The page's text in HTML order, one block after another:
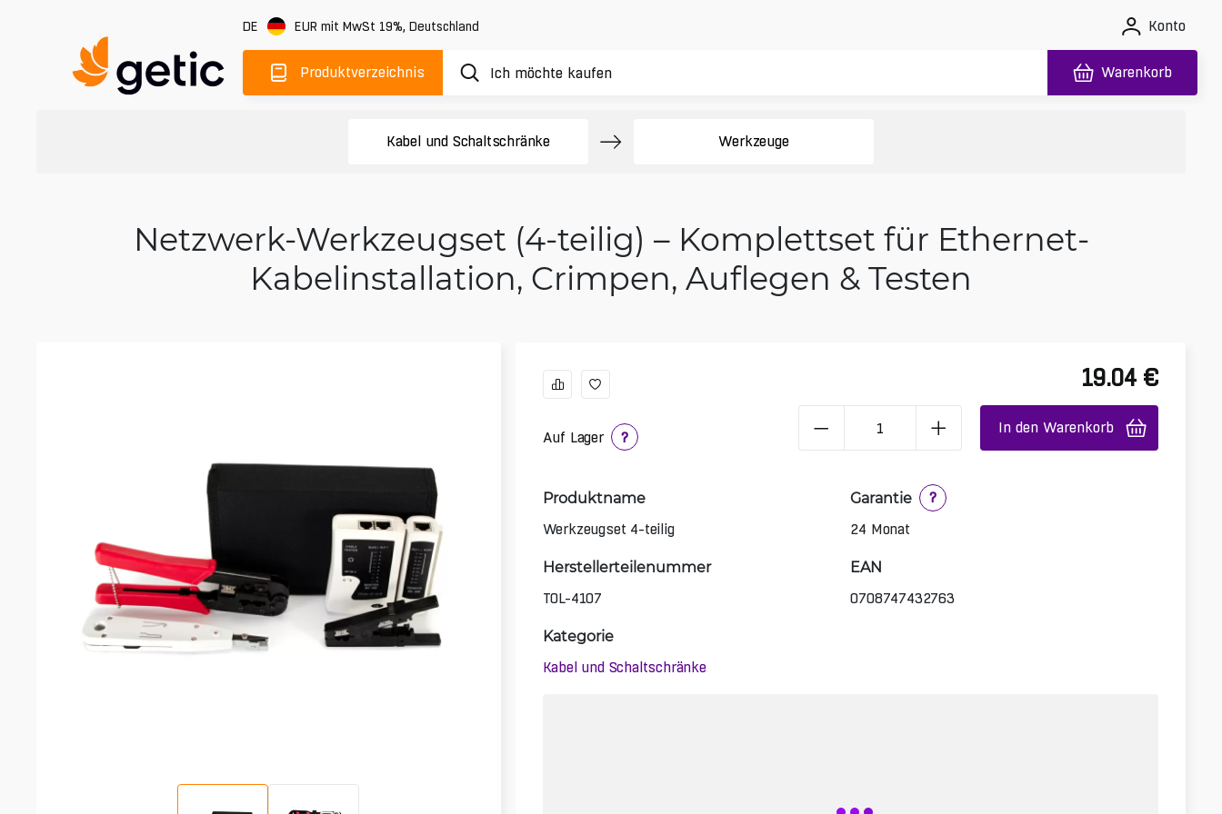
DE EUR mit MwSt 19%, Deutschland Konto
Produktverzeichnis Warenkorb
Kabel und Schaltschränke Werkzeuge
Netzwerk-Werkzeugset (4-teilig) – Komplettset für Ethernet-
Kabelinstallation, Crimpen, Auflegen & Testen
Auf Lager ?
19.04 €
In den Warenkorb
Produktname
Werkzeugset 4-teilig
Garantie
?
24 Monat
Herstellerteilenummer
TOL-4107
EAN
0708747432763
Kategorie
Kabel und Schaltschränke